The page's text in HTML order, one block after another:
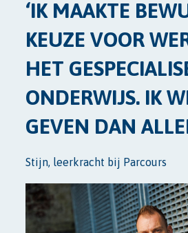
‘IK MAAKTE
KEUZE VOOR
HET
ONDERWIJS. IK
GEVEN DAN
Stijn, leerkracht bij Parcours